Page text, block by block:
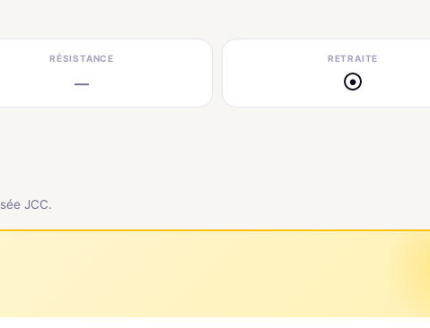
RÉSISTANCE
—
RETRAITE
●
JCC.